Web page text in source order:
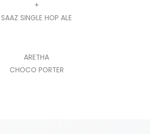
+
SAAZ SINGLE HOP ALE
ARETHA
CHOCO PORTER